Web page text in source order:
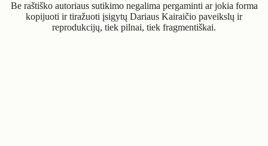
Be raštiško autoriaus sutikimo negalima pergaminti ar jokia forma
kopijuoti ir tiražuoti įsigytų Dariaus Kairaičio paveikslų ir
reprodukcijų, tiek pilnai, tiek fragmentiškai.